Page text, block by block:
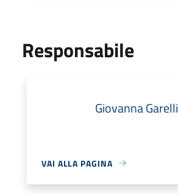
Responsabile
Giovanna Garelli
VAI ALLA PAGINA